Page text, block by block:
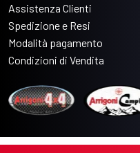
Assistenza Clienti
Spedizione e Resi
Modalità pagamento
Condizioni di Vendita